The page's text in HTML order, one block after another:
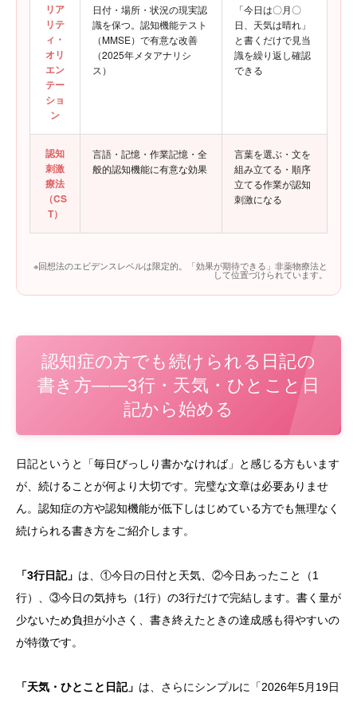
リア
リテ
ィ・
オリ
エン
テー
ショ
ン
日付・場所・状況の現実認
識を保つ。認知機能テスト
（MMSE）で有意な改善
（2025年メタアナリシ
ス）
「今日は〇月〇
日、天気は晴れ」
と書くだけで見当
識を繰り返し確認
できる
認知
刺激
療法
（CS
T）
言語・記憶・作業記憶・全
般的認知機能に有意な効果
言葉を選ぶ・文を
組み立てる・順序
立てる作業が認知
刺激になる
※回想法のエビデンスレベルは限定的。「効果が期待できる」非薬物療法と
して位置づけられています。
認知症の方でも続けられる日記の
書き方——3行・天気・ひとこと日
記から始める
日記というと「毎日びっしり書かなければ」と感じる方もいます
が、続けることが何より大切です。完璧な文章は必要ありませ
ん。認知症の方や認知機能が低下しはじめている方でも無理なく
続けられる書き方をご紹介します。
「3行日記」 は、①今日の日付と天気、②今日あったこと（1
行）、③今日の気持ち（1行）の3行だけで完結します。書く量が
少ないため負担が小さく、書き終えたときの達成感も得やすいの
が特徴です。
「天気・ひとこと日記」 は、さらにシンプルに「2026年5月19日